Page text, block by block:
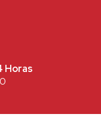
Horas